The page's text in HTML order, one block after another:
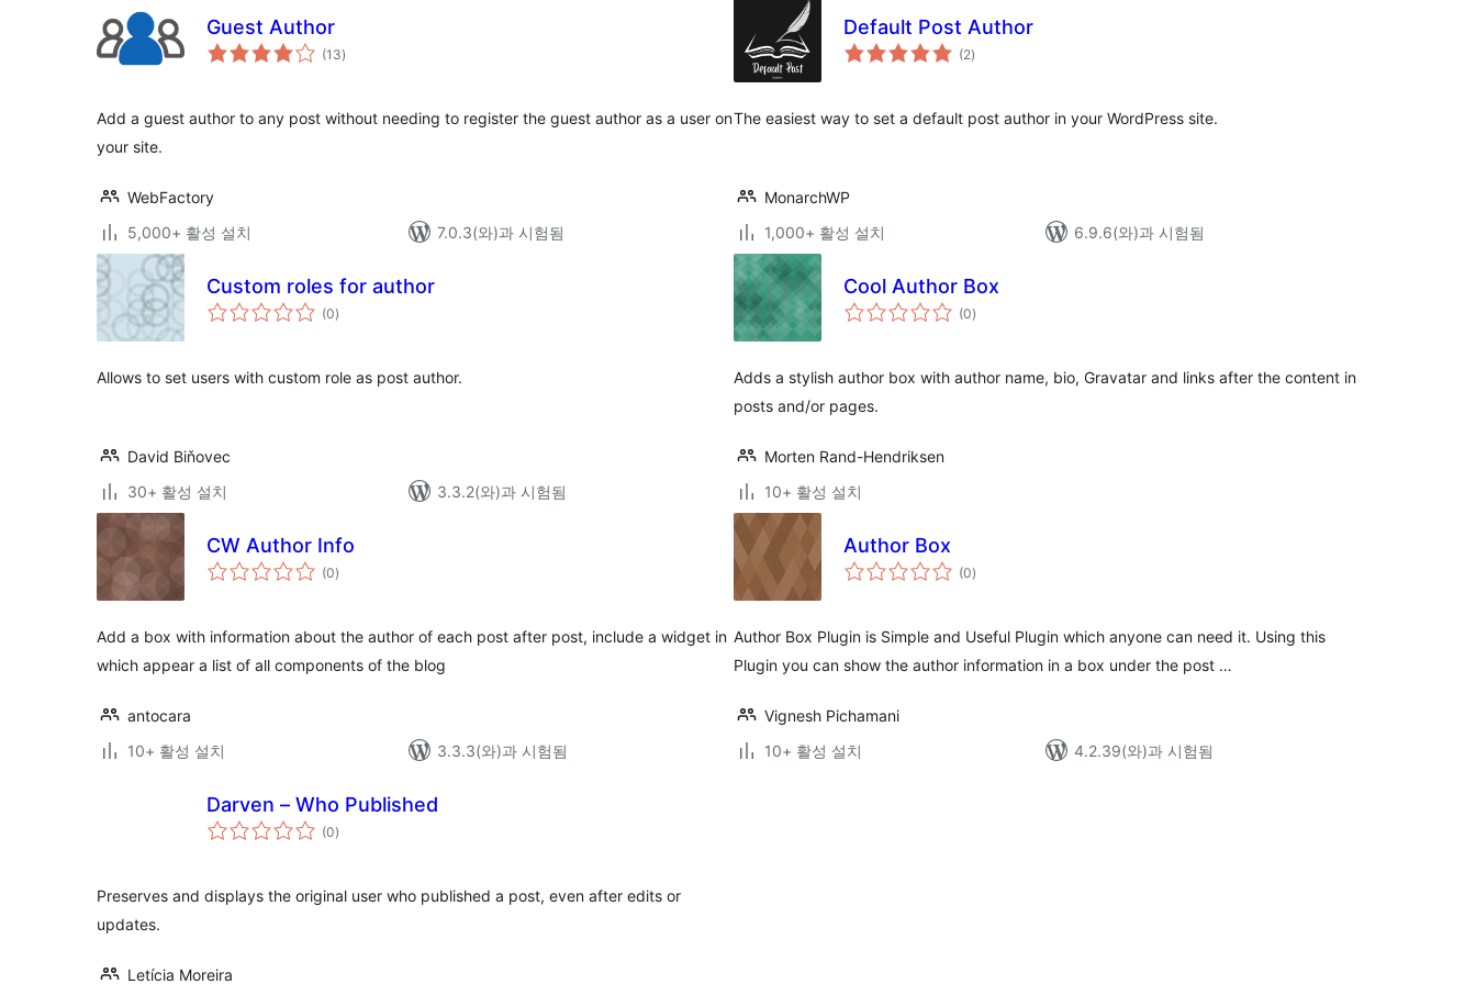
Guest Author
(13전
체)
Add a guest author to any post without needing to register the guest author as a user on
your site.
WebFactory
5,000+ 활성 설치
7.0.3(와)과 시험됨
Default Post Author
(2전
체)
The easiest way to set a default post author in your WordPress site.
MonarchWP
1,000+ 활성 설치
6.9.6(와)과 시험됨
Custom roles for author
(0전
체)
Allows to set users with custom role as post author.
David Biňovec
30+ 활성 설치
3.3.2(와)과 시험됨
Cool Author Box
(0전
체)
Adds a stylish author box with author name, bio, Gravatar and links after the content in
posts and/or pages.
Morten Rand-Hendriksen
10+ 활성 설치
CW Author Info
(0전
체)
Add a box with information about the author of each post after post, include a widget in
which appear a list of all components of the blog
antocara
10+ 활성 설치
3.3.3(와)과 시험됨
Author Box
(0전
체)
Author Box Plugin is Simple and Useful Plugin which anyone can need it. Using this
Plugin you can show the author information in a box under the post …
Vignesh Pichamani
10+ 활성 설치
4.2.39(와)과 시험됨
Darven – Who Published
(0전
체)
Preserves and displays the original user who published a post, even after edits or
updates.
Letícia Moreira